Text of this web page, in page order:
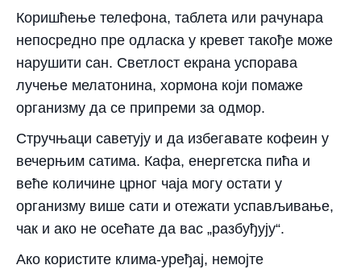
Коришћење телефона, таблета или рачунара
непосредно пре одласка у кревет такође може
нарушити сан. Светлост екрана успорава
лучење мелатонина, хормона који помаже
организму да се припреми за одмор.
Стручњаци саветују и да избегавате кофеин у
вечерњим сатима. Кафа, енергетска пића и
веће количине црног чаја могу остати у
организму више сати и отежати успављивање,
чак и ако не осећате да вас „разбуђују“.
Ако користите клима-уређај, немојте